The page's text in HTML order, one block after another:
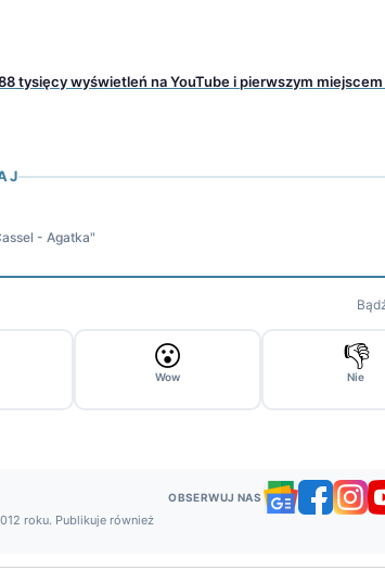
tysięcy wyświetleń na YouTube i pierwszym miejscem
- Agatka"
😮
Wow
👎
Nie
roku. Publikuje również
OBSERWUJ NAS